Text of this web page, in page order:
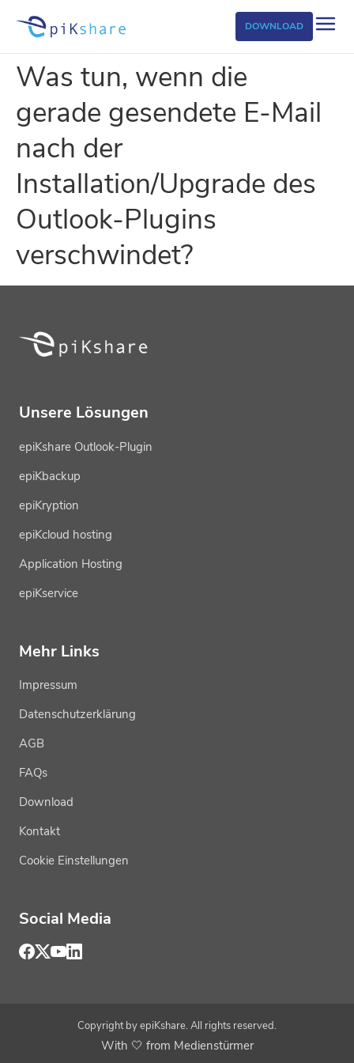
DOWNLOAD
Was tun, wenn die
gerade gesendete E-Mail
nach der
Installation/Upgrade des
Outlook-Plugins
verschwindet?
Unsere Lösungen
epiKshare Outlook-Plugin
epiKbackup
epiKryption
epiKcloud hosting
Application Hosting
epiKservice
Mehr Links
Impressum
Datenschutzerklärung
AGB
FAQs
Download
Kontakt
Cookie Einstellungen
Social Media
Copyright by epiKshare. All rights reserved.
With 🤍 from Medienstürmer